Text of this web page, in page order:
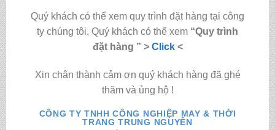
Quý khách có thể xem quy trình đặt hàng tại công
ty chúng tôi, Quý khách có thể xem “Quy trình
đặt hàng ” > Click<
Xin chân thành cảm ơn quý khách hàng đã ghé
thăm và ủng hộ !
CÔNG TY TNHH CÔNG NGHIỆP MAY & THỜI
TRANG TRUNG NGUYÊN